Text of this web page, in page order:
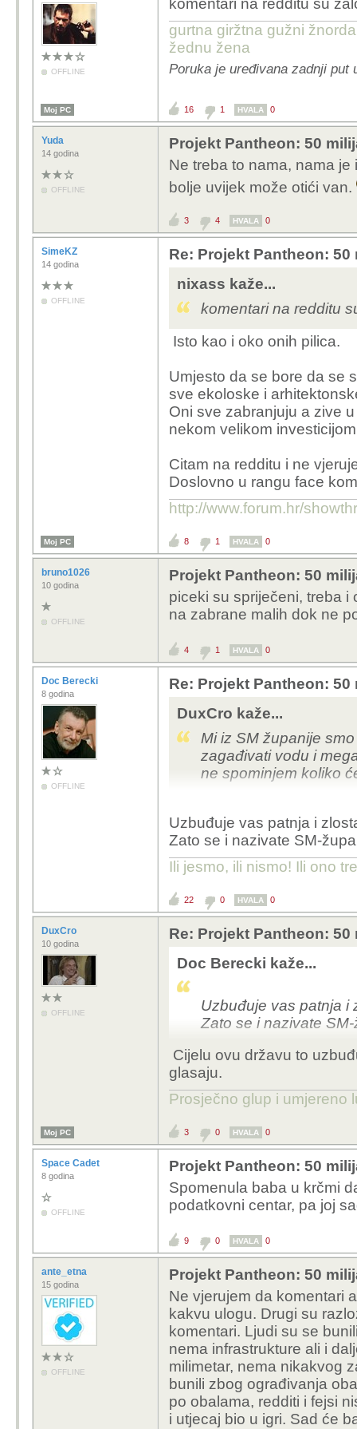
OFFLINE
komentari na redditu su
gurtna giržtna gužni
žednu žena
Poruka je uređivana zadnji put
Moj PC 16 1 HVALA 0
Yuda
14 godina
OFFLINE
Projekt Pantheon: 50
Ne treba to nama, nama
bolje uvijek može otići van.
3 4 HVALA 0
SimeKZ
14 godina
OFFLINE
Re: Projekt Pantheon:
nixass kaže...
komentari na redditu
Isto kao i oko onih pilica.
Umjesto da se bore da se
sve ekoloske i
Oni sve zabranjuju a zive
nekom velikom
Citam na redditu i ne
Doslovno u rangu face
http://www.forum.hr/
Moj PC 8 1 HVALA 0
bruno1026
10 godina
OFFLINE
Projekt Pantheon: 50
piceki su spriječeni, treba i
na zabrane malih dok ne
4 1 HVALA 0
Doc Berecki
8 godina
OFFLINE
Re: Projekt Pantheon:
DuxCro kaže...
Mi iz SM županije
zagađivati vodu i
ne spominjem koliko
Uzbuđuje vas patnja i
Zato se i nazivate SM-
Ili jesmo, ili nismo! Ili ono
22 0 HVALA 0
DuxCro
10 godina
OFFLINE
Re: Projekt Pantheon:
Doc Berecki kaže...
Uzbuđuje vas patnja i
Zato se i nazivate
Cijelu ovu državu to
glasaju.
Prosječno glup i umjereno
Moj PC 3 0 HVALA 0
Space Cadet
8 godina
OFFLINE
Projekt Pantheon: 50
Spomenula baba u krčmi
podatkovni centar, pa joj
9 0 HVALA 0
ante_etna
15 godina
OFFLINE
Projekt Pantheon: 50
Ne vjerujem da komentari
kakvu ulogu. Drugi su
komentari. Ljudi su se
nema infrastrukture ali i
milimetar, nema nikakvog
bunili zbog ograđivanja
po obalama, redditi i fejsi
i utjecaj bio u igri. Sad će